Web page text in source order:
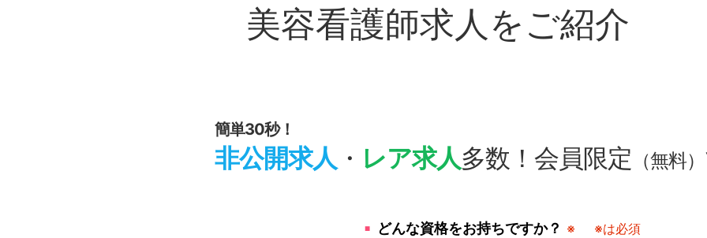
美容看護師求人をご紹介
簡単30秒！
非公開求人 ・ レア求人多数！会員限定 （無料）
どんな資格をお持ちですか？ ※ ※は必須